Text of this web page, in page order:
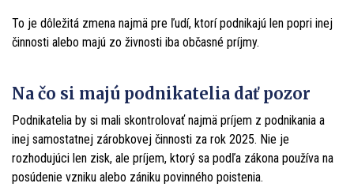
To je dôležitá zmena najmä pre ľudí, ktorí podnikajú len popri inej
činnosti alebo majú zo živnosti iba občasné príjmy.
Na čo si majú podnikatelia dať pozor
Podnikatelia by si mali skontrolovať najmä príjem z podnikania a
inej samostatnej zárobkovej činnosti za rok 2025. Nie je
rozhodujúci len zisk, ale príjem, ktorý sa podľa zákona používa na
posúdenie vzniku alebo zániku povinného poistenia.